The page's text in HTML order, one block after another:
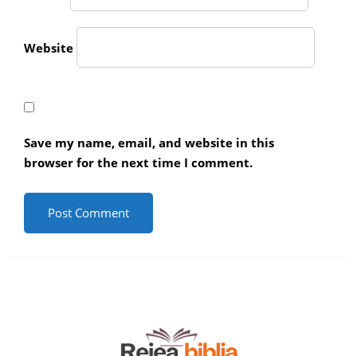
Website
Save my name, email, and website in this
browser for the next time I comment.